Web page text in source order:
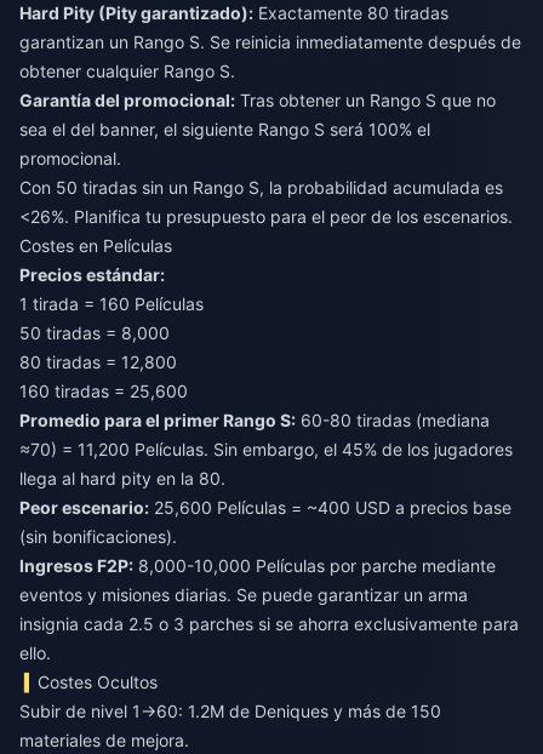
Hard Pity (Pity garantizado): Exactamente 80 tiradas
garantizan un Rango S. Se reinicia inmediatamente después de
obtener cualquier Rango S.
Garantía del promocional: Tras obtener un Rango S que no
sea el del banner, el siguiente Rango S será 100% el
promocional.
Con 50 tiradas sin un Rango S, la probabilidad acumulada es
<26%. Planifica tu presupuesto para el peor de los escenarios.
Costes en Películas
Precios estándar:
1 tirada = 160 Películas
50 tiradas = 8,000
80 tiradas = 12,800
160 tiradas = 25,600
Promedio para el primer Rango S: 60-80 tiradas (mediana
≈70) = 11,200 Películas. Sin embargo, el 45% de los jugadores
llega al hard pity en la 80.
Peor escenario: 25,600 Películas = ~400 USD a precios base
(sin bonificaciones).
Ingresos F2P: 8,000-10,000 Películas por parche mediante
eventos y misiones diarias. Se puede garantizar un arma
insignia cada 2.5 o 3 parches si se ahorra exclusivamente para
ello.
Costes Ocultos
Subir de nivel 1→60: 1.2M de Deniques y más de 150
materiales de mejora.